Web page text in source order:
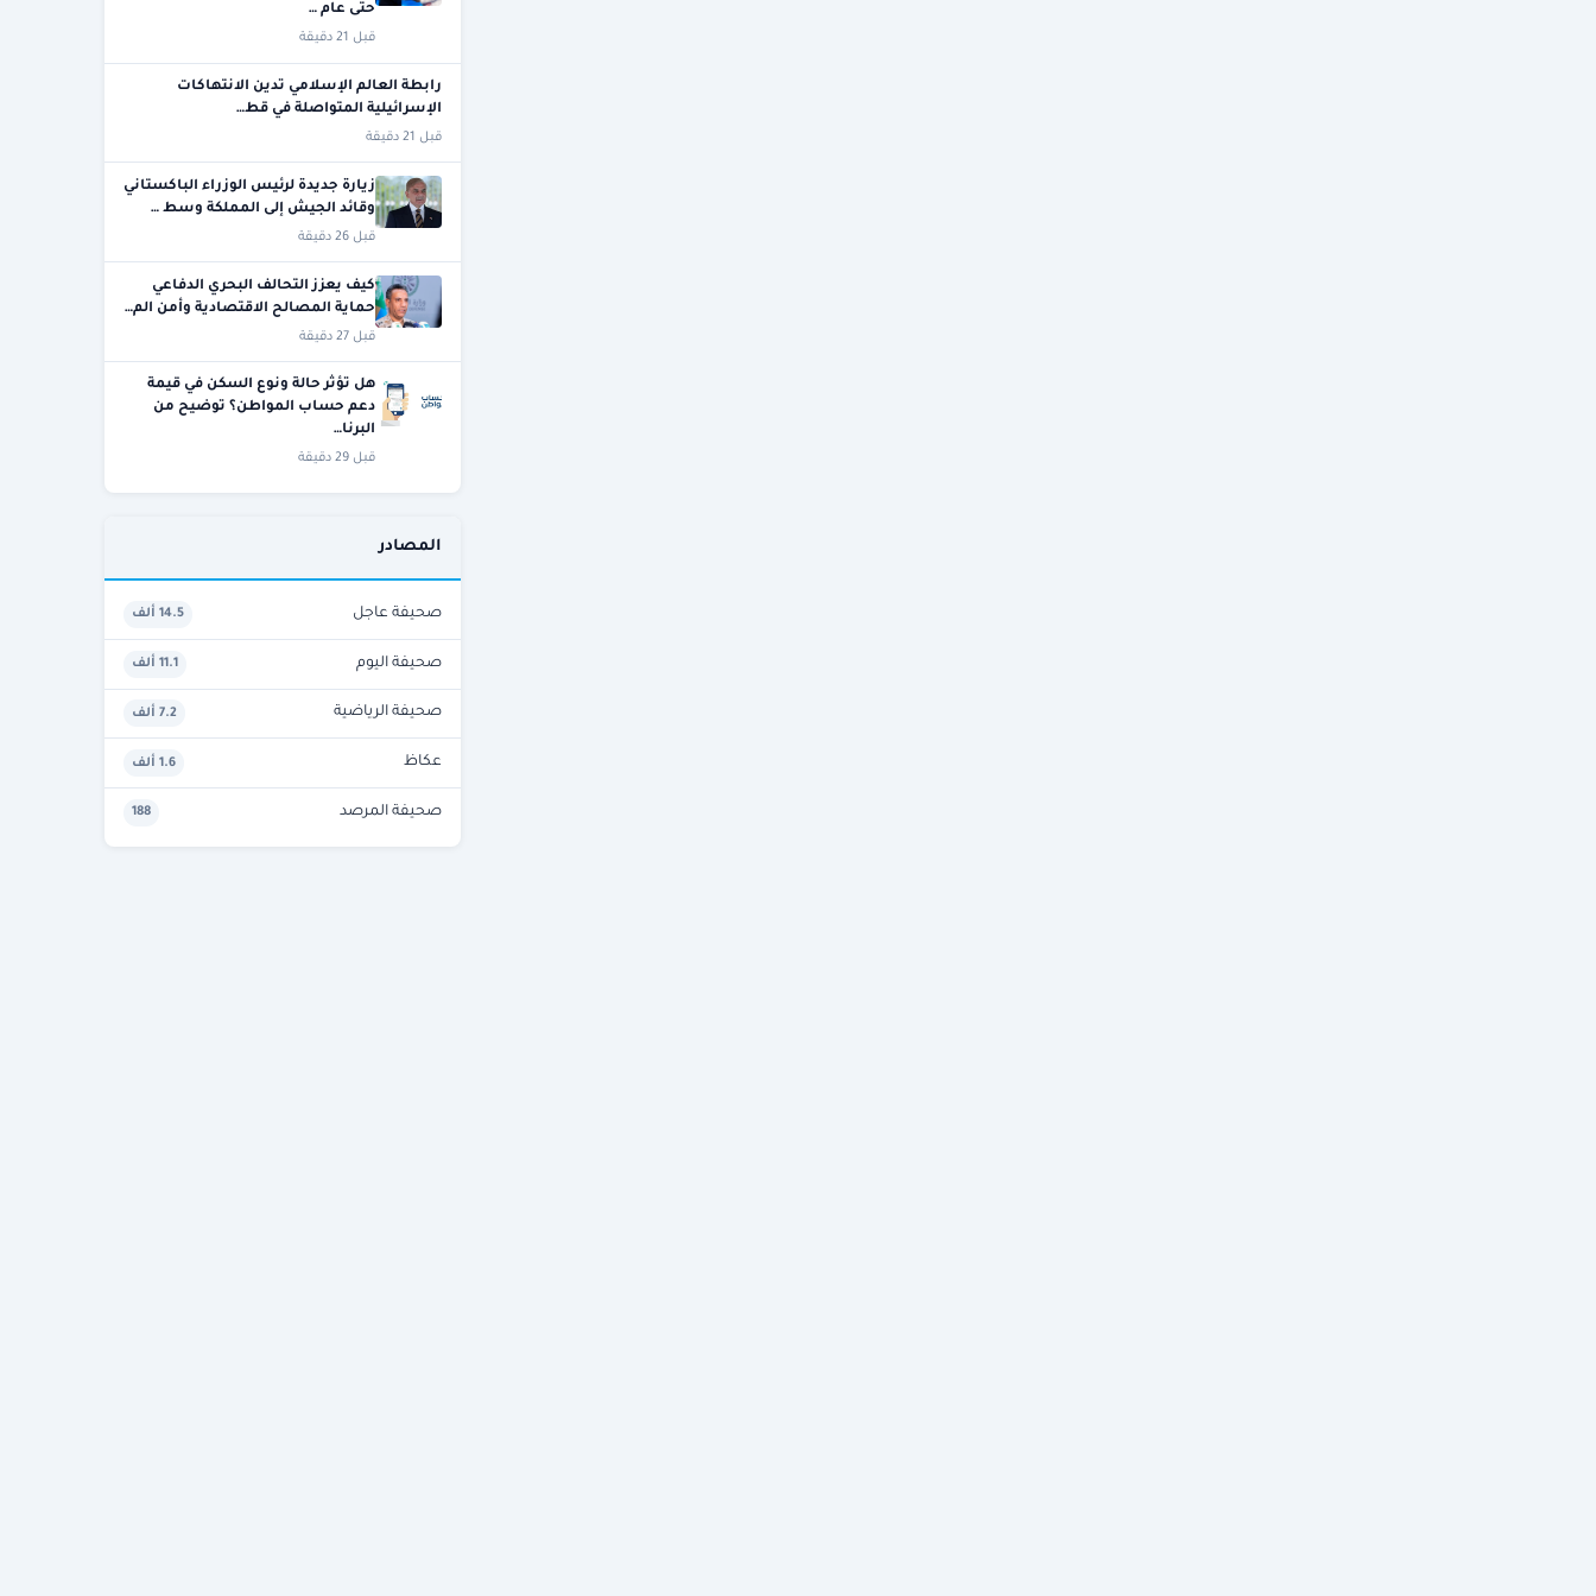
حتى عام …
قبل 21 دقيقة
رابطة العالم الإسلامي تدين الانتهاكات
الإسرائيلية المتواصلة في قط…
قبل 21 دقيقة
زيارة جديدة لرئيس الوزراء الباكستاني
وقائد الجيش إلى المملكة وسط …
قبل 26 دقيقة
كيف يعزز التحالف البحري الدفاعي
حماية المصالح الاقتصادية وأمن الم…
قبل 27 دقيقة
هل تؤثر حالة ونوع السكن في قيمة
دعم حساب المواطن؟ توضيح من
البرنا…
قبل 29 دقيقة
المصادر
صحيفة عاجل 14.5 ألف
صحيفة اليوم 11.1 ألف
صحيفة الرياضية 7.2 ألف
عكاظ 1.6 ألف
صحيفة المرصد 188